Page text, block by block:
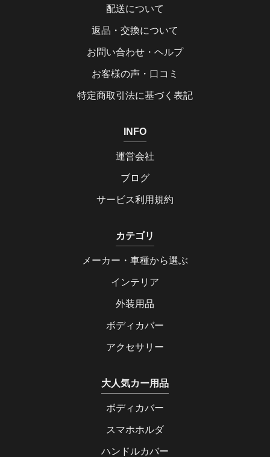
配送について
返品・交換について
お問い合わせ・ヘルプ
お客様の声・口コミ
特定商取引法に基づく表記
INFO
運営会社
ブログ
サービス利用規約
カテゴリ
メーカー・車種から選ぶ
インテリア
外装用品
ボディカバー
アクセサリー
大人気カー用品
ボディカバー
スマホホルダ
ハンドルカバー